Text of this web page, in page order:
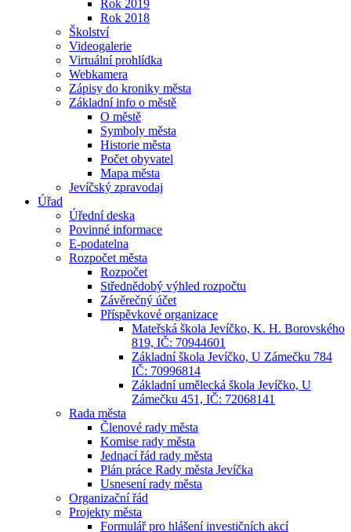
Rok 2019
Rok 2018
Školství
Videogalerie
Virtuální prohlídka
Webkamera
Zápisy do kroniky města
Základní info o městě
O městě
Symboly města
Historie města
Počet obyvatel
Mapa města
Jevíčský zpravodaj
Úřad
Úřední deska
Povinné informace
E-podatelna
Rozpočet města
Rozpočet
Střednědobý výhled rozpočtu
Závěrečný účet
Příspěvkové organizace
Mateřská škola Jevíčko, K. H. Borovského
819, IČ: 70944601
Základní škola Jevíčko, U Zámečku 784
IČ: 70996814
Základní umělecká škola Jevíčko, U
Zámečku 451, IČ: 72068141
Rada města
Členové rady města
Komise rady města
Jednací řád rady města
Plán práce Rady města Jevíčka
Usnesení rady města
Organizační řád
Projekty města
Formulář pro hlášení investičních akcí